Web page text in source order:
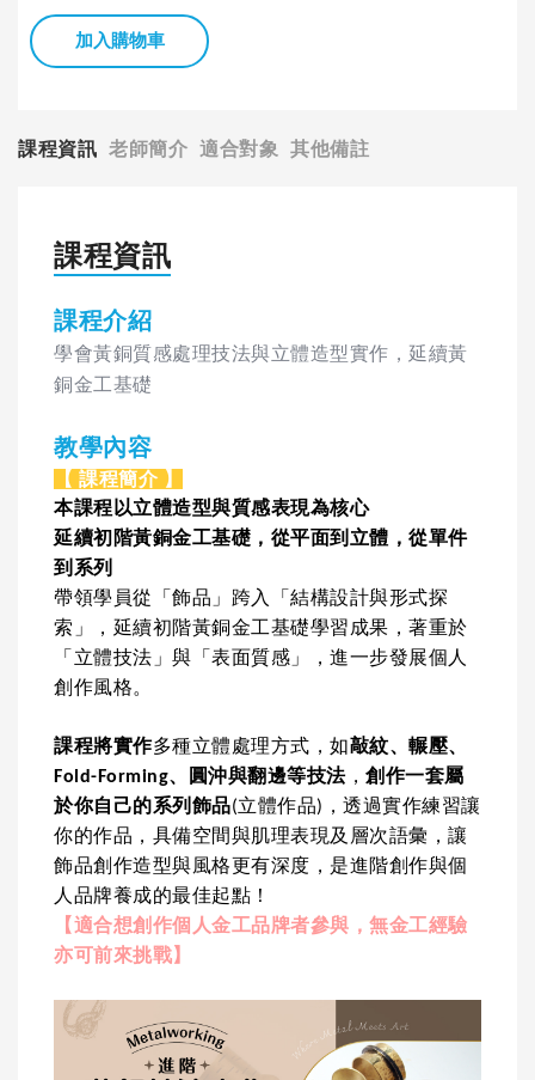
加入購物車
課程資訊 老師簡介 適合對象 其他備註
課程資訊
課程介紹
學會黃銅質感處理技法與立體造型實作，延續黃
銅金工基礎
教學內容
【 課程簡介 】
本課程以立體造型與質感表現為核心
延續初階黃銅金工基礎，從平面到立體，從單件
到系列
帶領學員從「飾品」跨入「結構設計與形式探
索」，延續初階黃銅金工基礎學習成果，著重於
「立體技法」與「表面質感」，進一步發展個人
創作風格。
課程將實作多種立體處理方式，如敲紋、輾壓、
Fold-Forming、圓沖與翻邊等技法， 創作一套屬
於你自己的系列飾品(立體作品)，透過實作練習讓
你的作品，具備空間與肌理表現及層次語彙，讓
飾品創作造型與風格更有深度，是進階創作與個
人品牌養成的最佳起點！
【適合想創作個人金工品牌者參與，無金工經驗
亦可前來挑戰】